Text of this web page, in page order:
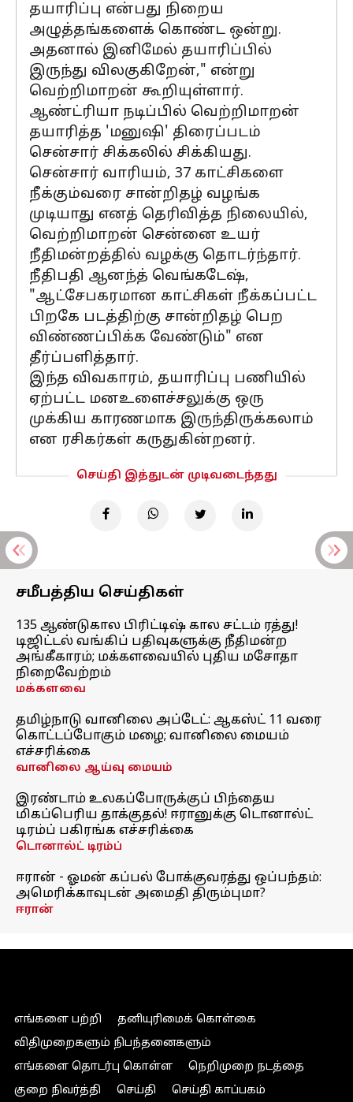
தயாரிப்பு என்பது நிறைய
அழுத்தங்களைக் கொண்ட ஒன்று.
அதனால் இனிமேல் தயாரிப்பில்
இருந்து விலகுகிறேன்," என்று
வெற்றிமாறன் கூறியுள்ளார்.
ஆண்ட்ரியா நடிப்பில் வெற்றிமாறன்
தயாரித்த 'மனுஷி' திரைப்படம்
சென்சார் சிக்கலில் சிக்கியது.
சென்சார் வாரியம், 37 காட்சிகளை
நீக்கும்வரை சான்றிதழ் வழங்க
முடியாது எனத் தெரிவித்த நிலையில்,
வெற்றிமாறன் சென்னை உயர்
நீதிமன்றத்தில் வழக்கு தொடர்ந்தார்.
நீதிபதி ஆனந்த் வெங்கடேஷ்,
"ஆட்சேபகரமான காட்சிகள் நீக்கப்பட்ட
பிறகே படத்திற்கு சான்றிதழ் பெற
விண்ணப்பிக்க வேண்டும்" என
தீர்ப்பளித்தார்.
இந்த விவகாரம், தயாரிப்பு பணியில்
ஏற்பட்ட மனஉளைச்சலுக்கு ஒரு
முக்கிய காரணமாக இருந்திருக்கலாம்
என ரசிகர்கள் கருதுகின்றனர்.
செய்தி இத்துடன் முடிவடைந்தது
சமீபத்திய செய்திகள்
135 ஆண்டுகால பிரிட்டிஷ் கால சட்டம் ரத்து!
டிஜிட்டல் வங்கிப் பதிவுகளுக்கு நீதிமன்ற
அங்கீகாரம்; மக்களவையில் புதிய மசோதா
நிறைவேற்றம்
மக்களவை
தமிழ்நாடு வானிலை அப்டேட்: ஆகஸ்ட் 11 வரை
கொட்டப்போகும் மழை; வானிலை மையம்
எச்சரிக்கை
வானிலை ஆய்வு மையம்
இரண்டாம் உலகப்போருக்குப் பிந்தைய
மிகப்பெரிய தாக்குதல்! ஈரானுக்கு டொனால்ட்
டிரம்ப் பகிரங்க எச்சரிக்கை
டொனால்ட் டிரம்ப்
ஈரான் - ஓமன் கப்பல் போக்குவரத்து ஒப்பந்தம்:
அமெரிக்காவுடன் அமைதி திரும்புமா?
ஈரான்
எங்களை பற்றி
தனியுரிமைக் கொள்கை
விதிமுறைகளும் நிபந்தனைகளும்
எங்களை தொடர்பு கொள்ள
நெறிமுறை நடத்தை
குறை நிவர்த்தி
செய்தி செய்தி காப்பகம்